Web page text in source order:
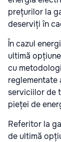
prețurilor la
deserviți în
În cazul
ultimă
cu
reglementate
serviciilor de
pieței de
Referitor la
de ultimă